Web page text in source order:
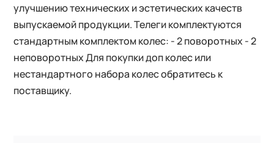
улучшению технических и эстетических качеств
выпускаемой продукции. Телеги комплектуются
стандартным комплектом колес: - 2 поворотных - 2
неповоротных Для покупки доп колес или
нестандартного набора колес обратитесь к
поставщику.